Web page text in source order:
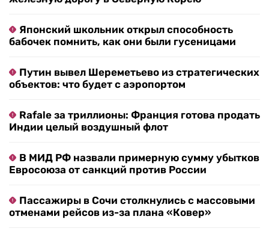
Японский школьник открыл способность
бабочек помнить, как они были гусеницами
Путин вывел Шереметьево из стратегических
объектов: что будет с аэропортом
Rafale за триллионы: Франция готова продать
Индии целый воздушный флот
В МИД РФ назвали примерную сумму убытков
Евросоюза от санкций против России
Пассажиры в Сочи столкнулись с массовыми
отменами рейсов из-за плана «Ковер»